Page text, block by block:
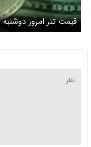
قیمت تتر امروز دوشنبه ۲۱ اردیبهشت 1405/افزایش قیمت